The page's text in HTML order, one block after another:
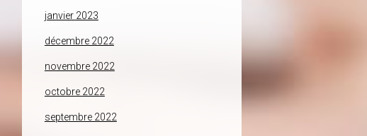
janvier 2023
décembre 2022
novembre 2022
octobre 2022
septembre 2022